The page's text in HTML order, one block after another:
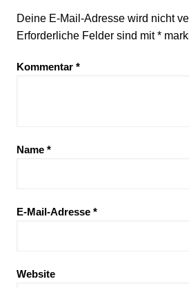
Deine E-Mail-Adresse wird nicht
Erforderliche Felder sind mit*
Kommentar *
Name *
E-Mail-Adresse *
Website